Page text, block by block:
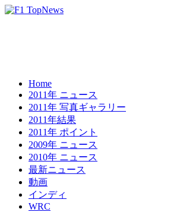
Home
2011年 ニュース
2011年 写真ギャラリー
2011年結果
2011年 ポイント
2009年 ニュース
2010年 ニュース
最新ニュース
動画
インディ
WRC